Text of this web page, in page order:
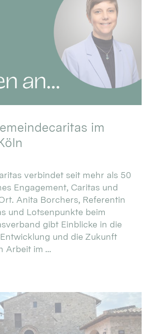
im
verbindet seit mehr als 50
Engagement, Caritas und
Anita Borchers, Referentin
und Lotsenpunkte beim
gibt Einblicke in die
und die Zukunft
Arbeit im ...